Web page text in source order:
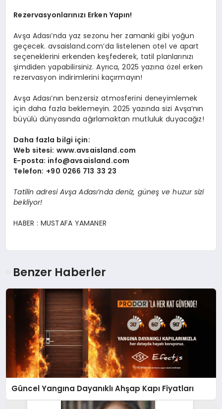
Rezervasyonlarınızı Erken Yapın!
Avşa Adası’nda yaz sezonu her zamanki gibi yoğun
geçecek. avsaisland.com’da listelenen otel ve apart
seçeneklerini erkenden keşfederek, tatil planlarınızı
şimdiden yapabilirsiniz. Ayrıca, 2025 yazına özel erken
rezervasyon indirimlerini kaçırmayın!
Avşa Adası’nın benzersiz atmosferini deneyimlemek
için daha fazla beklemeyin. 2025 yazında sizi Avşa’nın
büyülü dünyasında ağırlamaktan mutluluk duyacağız!
Daha fazla bilgi için:
Web sitesi: www.avsaisland.com
E-posta: info@avsaisland.com
Telefon: +90 0266 713 33 23
Tatilin adresi Avşa Adası’nda deniz, güneş ve huzur sizi
bekliyor!
HABER : MUSTAFA YAMANER
Benzer Haberler
Güncel Yangına Dayanıklı Ahşap Kapı Fiyatları